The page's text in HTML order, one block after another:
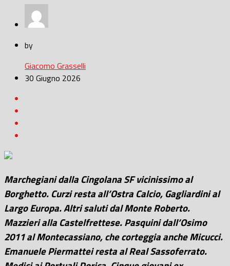
by
Giacomo Grasselli
30 Giugno 2026
Marchegiani dalla Cingolana SF vicinissimo al
Borghetto. Curzi resta all’Ostra Calcio, Gagliardini al
Largo Europa. Altri saluti dal Monte Roberto.
Mazzieri alla Castelfrettese. Pasquini dall’Osimo
2011 al Montecassiano, che corteggia anche Micucci.
Emanuele Piermattei resta al Real Sassoferrato.